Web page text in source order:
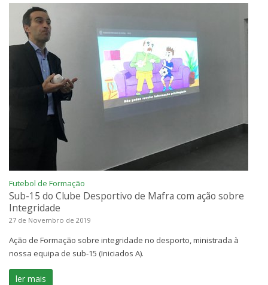
Futebol de Formação
Sub-15 do Clube Desportivo de Mafra com ação sobre
Integridade
27 de Novembro de 2019
Ação de Formação sobre integridade no desporto, ministrada à
nossa equipa de sub-15 (Iniciados A).
ler mais